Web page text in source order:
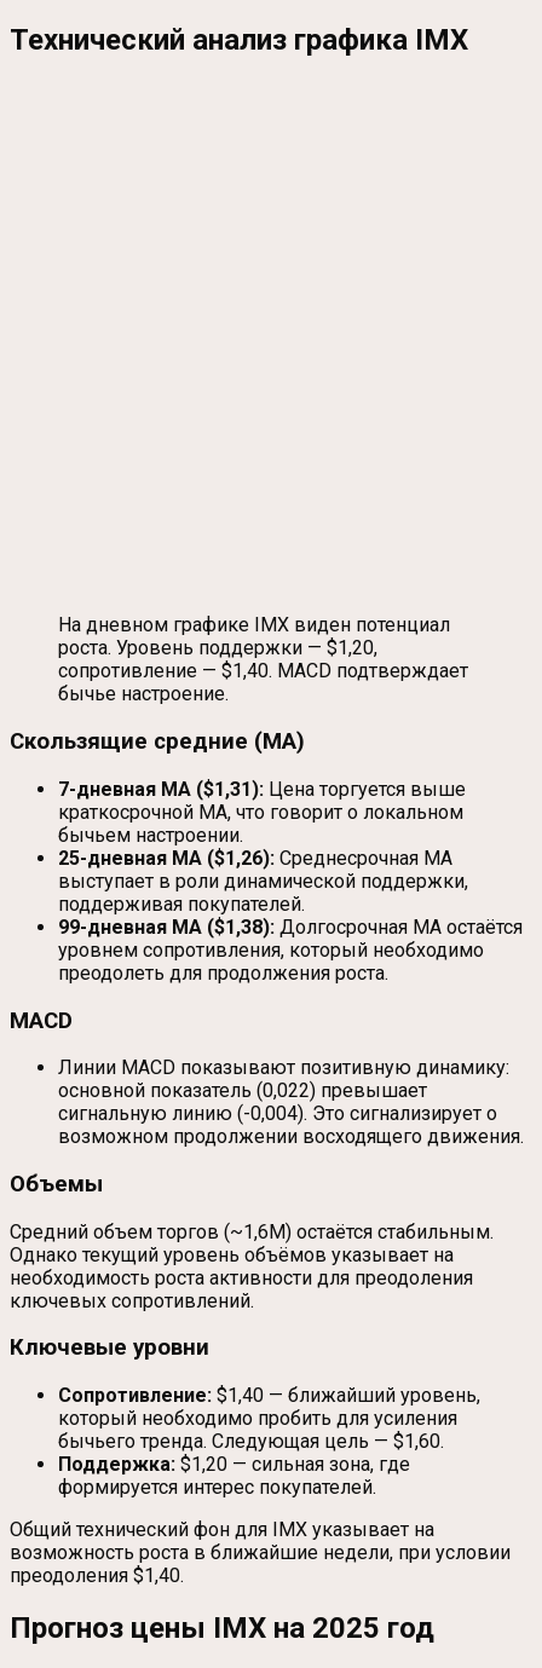
Технический анализ графика IMX
На дневном графике IMX виден потенциал
роста. Уровень поддержки — $1,20,
сопротивление — $1,40. MACD подтверждает
бычье настроение.
Скользящие средние (MA)
7-дневная MA ($1,31): Цена торгуется выше
краткосрочной MA, что говорит о локальном
бычьем настроении.
25-дневная MA ($1,26): Среднесрочная MA
выступает в роли динамической поддержки,
поддерживая покупателей.
99-дневная MA ($1,38): Долгосрочная MA остаётся
уровнем сопротивления, который необходимо
преодолеть для продолжения роста.
MACD
Линии MACD показывают позитивную динамику:
основной показатель (0,022) превышает
сигнальную линию (-0,004). Это сигнализирует о
возможном продолжении восходящего движения.
Объемы
Средний объем торгов (~1,6M) остаётся стабильным.
Однако текущий уровень объёмов указывает на
необходимость роста активности для преодоления
ключевых сопротивлений.
Ключевые уровни
Сопротивление: $1,40 — ближайший уровень,
который необходимо пробить для усиления
бычьего тренда. Следующая цель — $1,60.
Поддержка: $1,20 — сильная зона, где
формируется интерес покупателей.
Общий технический фон для IMX указывает на
возможность роста в ближайшие недели, при условии
преодоления $1,40.
Прогноз цены IMX на 2025 год